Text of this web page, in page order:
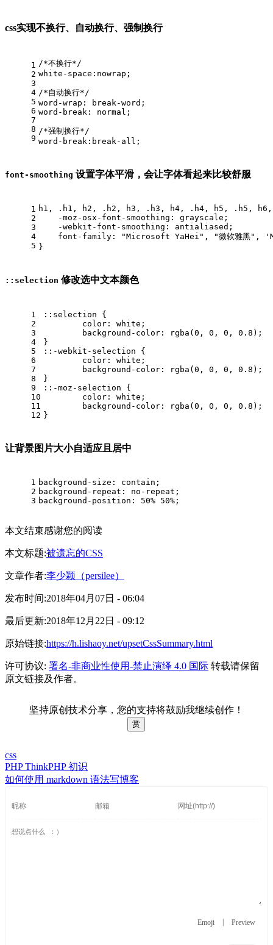
css实现不换行、自动换行、强制换行
1
2
3
4
5
6
7
8
9
/*不换行*/
white-space :nowrap ;
/*自动换行*/
word-wrap : break-word ;
word-break : normal ;
/*强制换行*/
word-break :break-all ;
font-smoothing 设置字体平滑，会让字体看起来比较舒服
1
2
3
4
5
h1 , .h1 , h2 , .h2 , h3 , .h3 , h4 , .h4 , h5 , .h5 , h6
-moz-osx-font-smoothing : grayscale;
-webkit-font-smoothing : antialiased;
font-family : "Microsoft YaHei" , "微软雅黑" ,
}
::selection 修改选中文本颜色
1
2
3
4
5
6
7
8
9
10
11
12
::selection {
color : white;
background-color : rgba (0, 0, 0, 0.8);
}
::-webkit-selection {
color : white;
background-color : rgba (0, 0, 0, 0.8);
}
::-moz-selection {
color : white;
background-color : rgba (0, 0, 0, 0.8);
}
让背景图片大小自适应且居中
1
2
3
background-size : contain ;
background-repeat : no-repeat ;
background-position : 50% 50%;
本文结束感谢您的阅读
本文标题:被遗忘的CSS
文章作者:李少颖（persilee）
发布时间:2018年04月07日 - 06:04
最后更新:2018年12月22日 - 09:12
原始链接:https://h.lishaoy.net/upsetCssSummary.html
许可协议: 署名-非商业性使用-禁止演绎 4.0 国际 转载请保留
原文链接及作者。
坚持原创技术分享，您的支持将鼓励我继续创作！
赏
css
PHP ThinkPHP 初识
如何使用 markdown 语法写博客
Emoji Preview